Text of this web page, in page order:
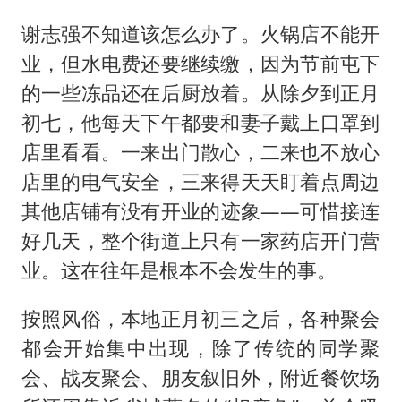
谢志强不知道该怎么办了。火锅店不能开
业，但水电费还要继续缴，因为节前屯下
的一些冻品还在后厨放着。从除夕到正月
初七，他每天下午都要和妻子戴上口罩到
店里看看。一来出门散心，二来也不放心
店里的电气安全，三来得天天盯着点周边
其他店铺有没有开业的迹象——可惜接连
好几天，整个街道上只有一家药店开门营
业。这在往年是根本不会发生的事。
按照风俗，本地正月初三之后，各种聚会
都会开始集中出现，除了传统的同学聚
会、战友聚会、朋友叙旧外，附近餐饮场